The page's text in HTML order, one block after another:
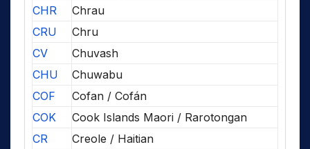
CHR
Chrau
CRU
Chru
CV
Chuvash
CHU
Chuwabu
COF
Cofan / Cofán
COK
Cook Islands Maori / Rarotongan
CR
Creole / Haitian